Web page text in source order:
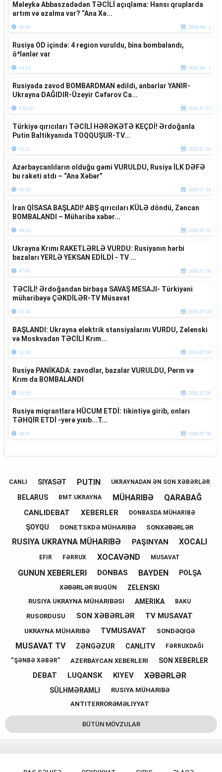
Məleykə Abbaszadədən TƏCİLİ açıqlama: Hansı qruplarda
artım və azalma var? “Ana Xə...
29:43 2026.08. 1
Rusiya OD içində: 4 region vuruldu, bina bombalandı,
ö*lənlər var
54:53 2026.08. 1
Rusiyada zavod BOMBARDMAN edildi, anbarlar YANIR-
Ukrayna DAĞIDIR-Üzeyir Cəfərov Ca...
1:03:57 2026.07.31
Türkiyə qırıcıları TƏCİLİ HƏRƏKƏTƏ KEÇDİ! Ərdoğanla
Putin Baltikyanıda TOQQUŞUR-TV...
52:55 2026.07.31
Azərbaycanlıların olduğu gəmi VURULDU, Rusiya İLK DƏFƏ
bu raketi atdı – “Ana Xəbər”
29:20 2026.07.31
İran QİSASA BAŞLADI! ABŞ qırıcıları KÜLƏ döndü, Zəncan
BOMBALANDI – Müharibə xəbər...
44:12 2026.07.31
Ukrayna Krımı RAKETLƏRLƏ VURDU: Rusiyanın hərbi
bazaları YERLƏ YEKSAN EDİLDİ - TV ...
47:47 2026.07.30
TƏCİLİ! Ərdoğandan birbaşa SAVAŞ MESAJI- Türkiyəni
müharibəyə ÇƏKDİLƏR-TV Müsavat
53:18 2026.07.30
BAŞLANDI: Ukrayna elektrik stansiyalarını VURDU, Zelenski
və Moskvadan TƏCİLİ Krım...
31:30 2026.07.30
Rusiya PANİKADA: zavodlar, bazalar VURULDU, Perm və
Krım da BOMBALANDI
51:19 2026.07.30
Rusiya miqrantlara HÜCUM ETDİ: tikintiyə girib, onları
TƏHQİR ETDİ -yerə yıxıb...T...
59:47 2026.07.30
CANLI SIYASƏT PUTIN UKRAYNADAN ƏN SON XƏBƏRLƏR
BELARUS BMT UKRAYNA MÜHARIBƏ QARABAĞ
CANLIDEBAT XEBERLER DONBASDA MÜHARIBƏ
ŞOYQU DONETSKDƏ MÜHARIBƏ SONXƏBƏRLƏR
RUSIYA UKRAYNA MÜHARIBƏ PAŞINYAN XOCALI
EFIR FƏRRUX XOCAVƏND MUSAVAT
GUNUN XEBERLERI DONBAS BAYDEN POLŞA
XƏBƏRLƏR BUGÜN ZELENSKI
RUSIYA UKRAYNA MÜHARIBƏSI AMERIKA BAKU
RUSORDUSU SON XƏBƏRLƏR TV MUSAVAT
UKRAYNA MÜHARIBƏ TVMUSAVAT SONDƏQIQƏ
MUSAVAT TV ZƏNGƏZUR CANLITV FƏRRUXDAĞI
“ŞƏNBƏ XƏBƏR” AZERBAYCAN XEBERLERI SON XEBERLER
DEBAT LUQANSK KIYEV XƏBƏRLƏR
SÜLHMƏRAMLI
RUSIYA MÜHARIBƏ
ANTITERRORƏMƏLIYYAT
BÜTÜN MÖVZULAR